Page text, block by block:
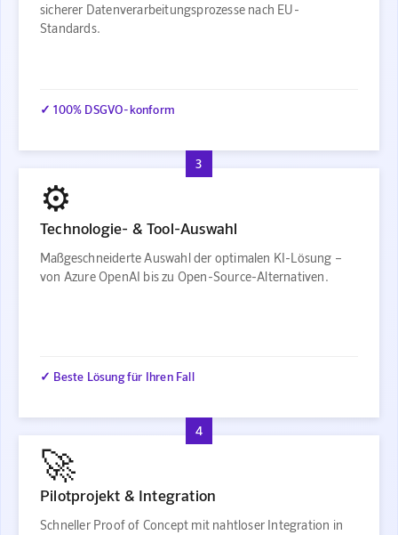
sicherer Datenverarbeitungsprozesse nach EU-
Standards.
✓ 100% DSGVO-konform
3
⚙️
Technologie- & Tool-Auswahl
Maßgeschneiderte Auswahl der optimalen KI-Lösung –
von Azure OpenAI bis zu Open-Source-Alternativen.
✓ Beste Lösung für Ihren Fall
4
🚀
Pilotprojekt & Integration
Schneller Proof of Concept mit nahtloser Integration in